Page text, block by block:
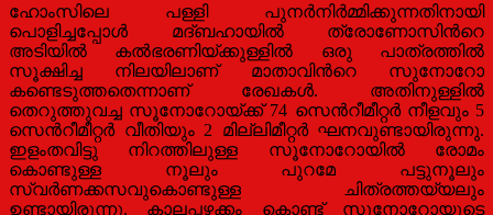
ഹോംസിലെ പള്ളി പുനര്‍നിര്‍മ്മിക്കുന്നതിനായി
പൊളിച്ചപ്പോള്‍ മദ്ബഹായില്‍ ത്രോണോസിന്‍റെ
അടിയില്‍ കല്‍ഭരണിയ്ക്കുള്ളില്‍ ഒരു പാത്രത്തില്‍
സൂക്ഷിച്ച നിലയിലാണ് മാതാവിന്‍റെ സുനോറോ
കണ്ടെടുത്തതെന്നാണ് രേഖകള്‍. അതിനുള്ളില്‍
തെറുത്തുവച്ച സൂനോറോയ്ക്ക് 74 സെന്‍റീമീറ്റര്‍ നീളവും 5
സെന്‍റീമീറ്റര്‍ വീതിയും 2 മില്ലിമീറ്റര്‍ ഘനവുണ്ടായിരുന്നു.
ഇളംതവിട്ടു നിറത്തിലുള്ള സൂനോറോയില്‍ രോമം
കൊണ്ടുള്ള നൂലും പുറമേ പട്ടുനൂലും
സ്വര്‍ണക്കസവുകൊണ്ടുള്ള ചിത്രത്തയ്യലും
ഉണ്ടായിരുന്നു. കാലപ്പഴക്കം കൊണ്ട് സൂനോറോയുടെ